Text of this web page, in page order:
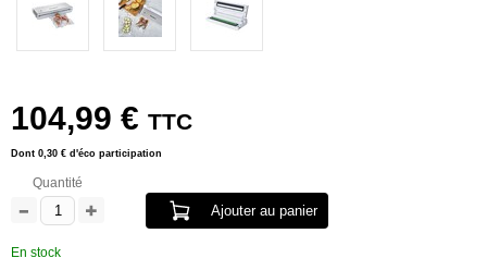
104,99 € TTC
Dont 0,30 € d'éco participation
Quantité
Ajouter au panier
En stock